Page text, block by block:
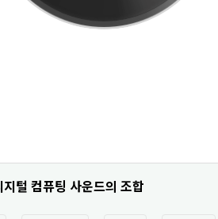
털 컴퓨팅 사운드의 조합